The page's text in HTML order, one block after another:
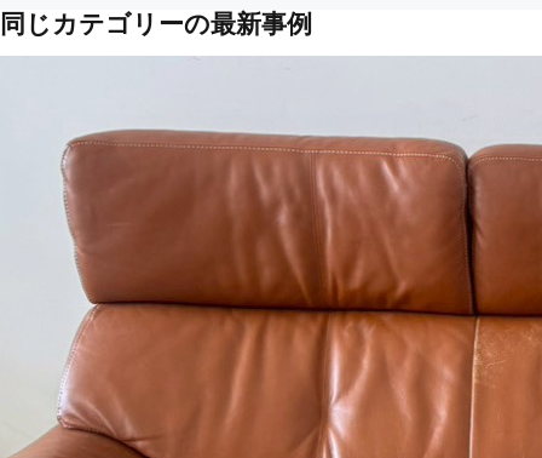
同じカテゴリーの最新事例